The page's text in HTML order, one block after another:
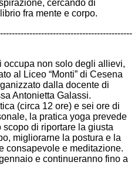
cercando di
fra mente e corpo.
occupa non solo degli allievi,
al Liceo “Monti” di Cesena
dalla docente di
Antonietta Galassi.
(circa 12 ore) e sei ore di
la pratica yoga prevede
di riportare la giusta
migliorarne la postura e la
consapevole e meditazione.
e continueranno fino a